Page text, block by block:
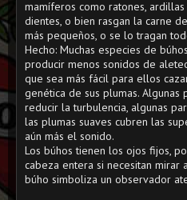
mamíferos como ratones,
dientes, o bien rasgan la carne
más pequeños, o se lo tragan
Hecho: Muchas especies de
producir menos sonidos de
que sea más fácil para ellos
genética de sus plumas.
reducir la turbulencia, algunas
las plumas suaves cubren las
aún más el sonido.
Los búhos tienen los ojos fijos,
cabeza entera si necesitan mirar
búho simboliza un observador